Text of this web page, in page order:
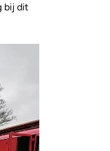
bij dit